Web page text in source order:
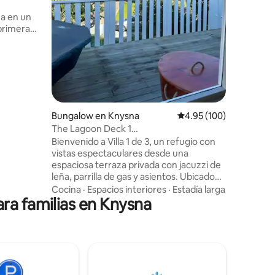
en un
y
Bungalow en Knysna Calificación promedio:
4.95 (100)
The Lagoon Deck 1
•vistas•jacuzzi•wifi•estacionamiento
Bienvenido a Villa 1 de 3, un refugio con
vistas espectaculares desde una
espaciosa terraza privada con jacuzzi de
leña, parrilla de gas y asientos. Ubicado
en el centro, a poca distancia del
animado centro de Knysna. Cada
alojamiento está cuidadosamente
unidades están equipadas con sistemas
Cocina · Espacios interiores · Estadía larga
familias en Knysna